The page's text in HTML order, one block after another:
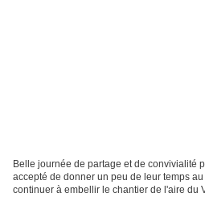
Belle journée de partage et de convivialité
accepté de donner un peu de leur temps
continuer à embellir le chantier de l'aire du